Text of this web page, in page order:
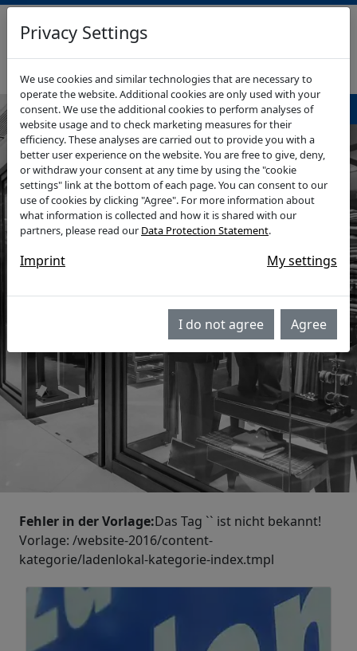
RHEIN-WUPPER-IMMO
GEWERBEIMMOBILIEN
Navigationsmenü
Fehler in der Vorlage:Das Tag `` ist nicht bekannt!
Vorlage: /website-2016/content-
kategorie/ladenlokal-kategorie-index.tmpl
Privacy Settings
We use cookies and similar technologies that are necessary to
operate the website. Additional cookies are only used with your
consent. We use the additional cookies to perform analyses of
website usage and to check marketing measures for their
efficiency. These analyses are carried out to provide you with a
better user experience on the website. You are free to give, deny,
or withdraw your consent at any time by using the "cookie
settings" link at the bottom of each page. You can consent to our
use of cookies by clicking "Agree". For more information about
what information is collected and how it is shared with our
partners, please read our Data Protection Statement.
Imprint My settings
I do not agree Agree